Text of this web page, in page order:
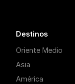
Destinos
Oriente Medio
Asia
América